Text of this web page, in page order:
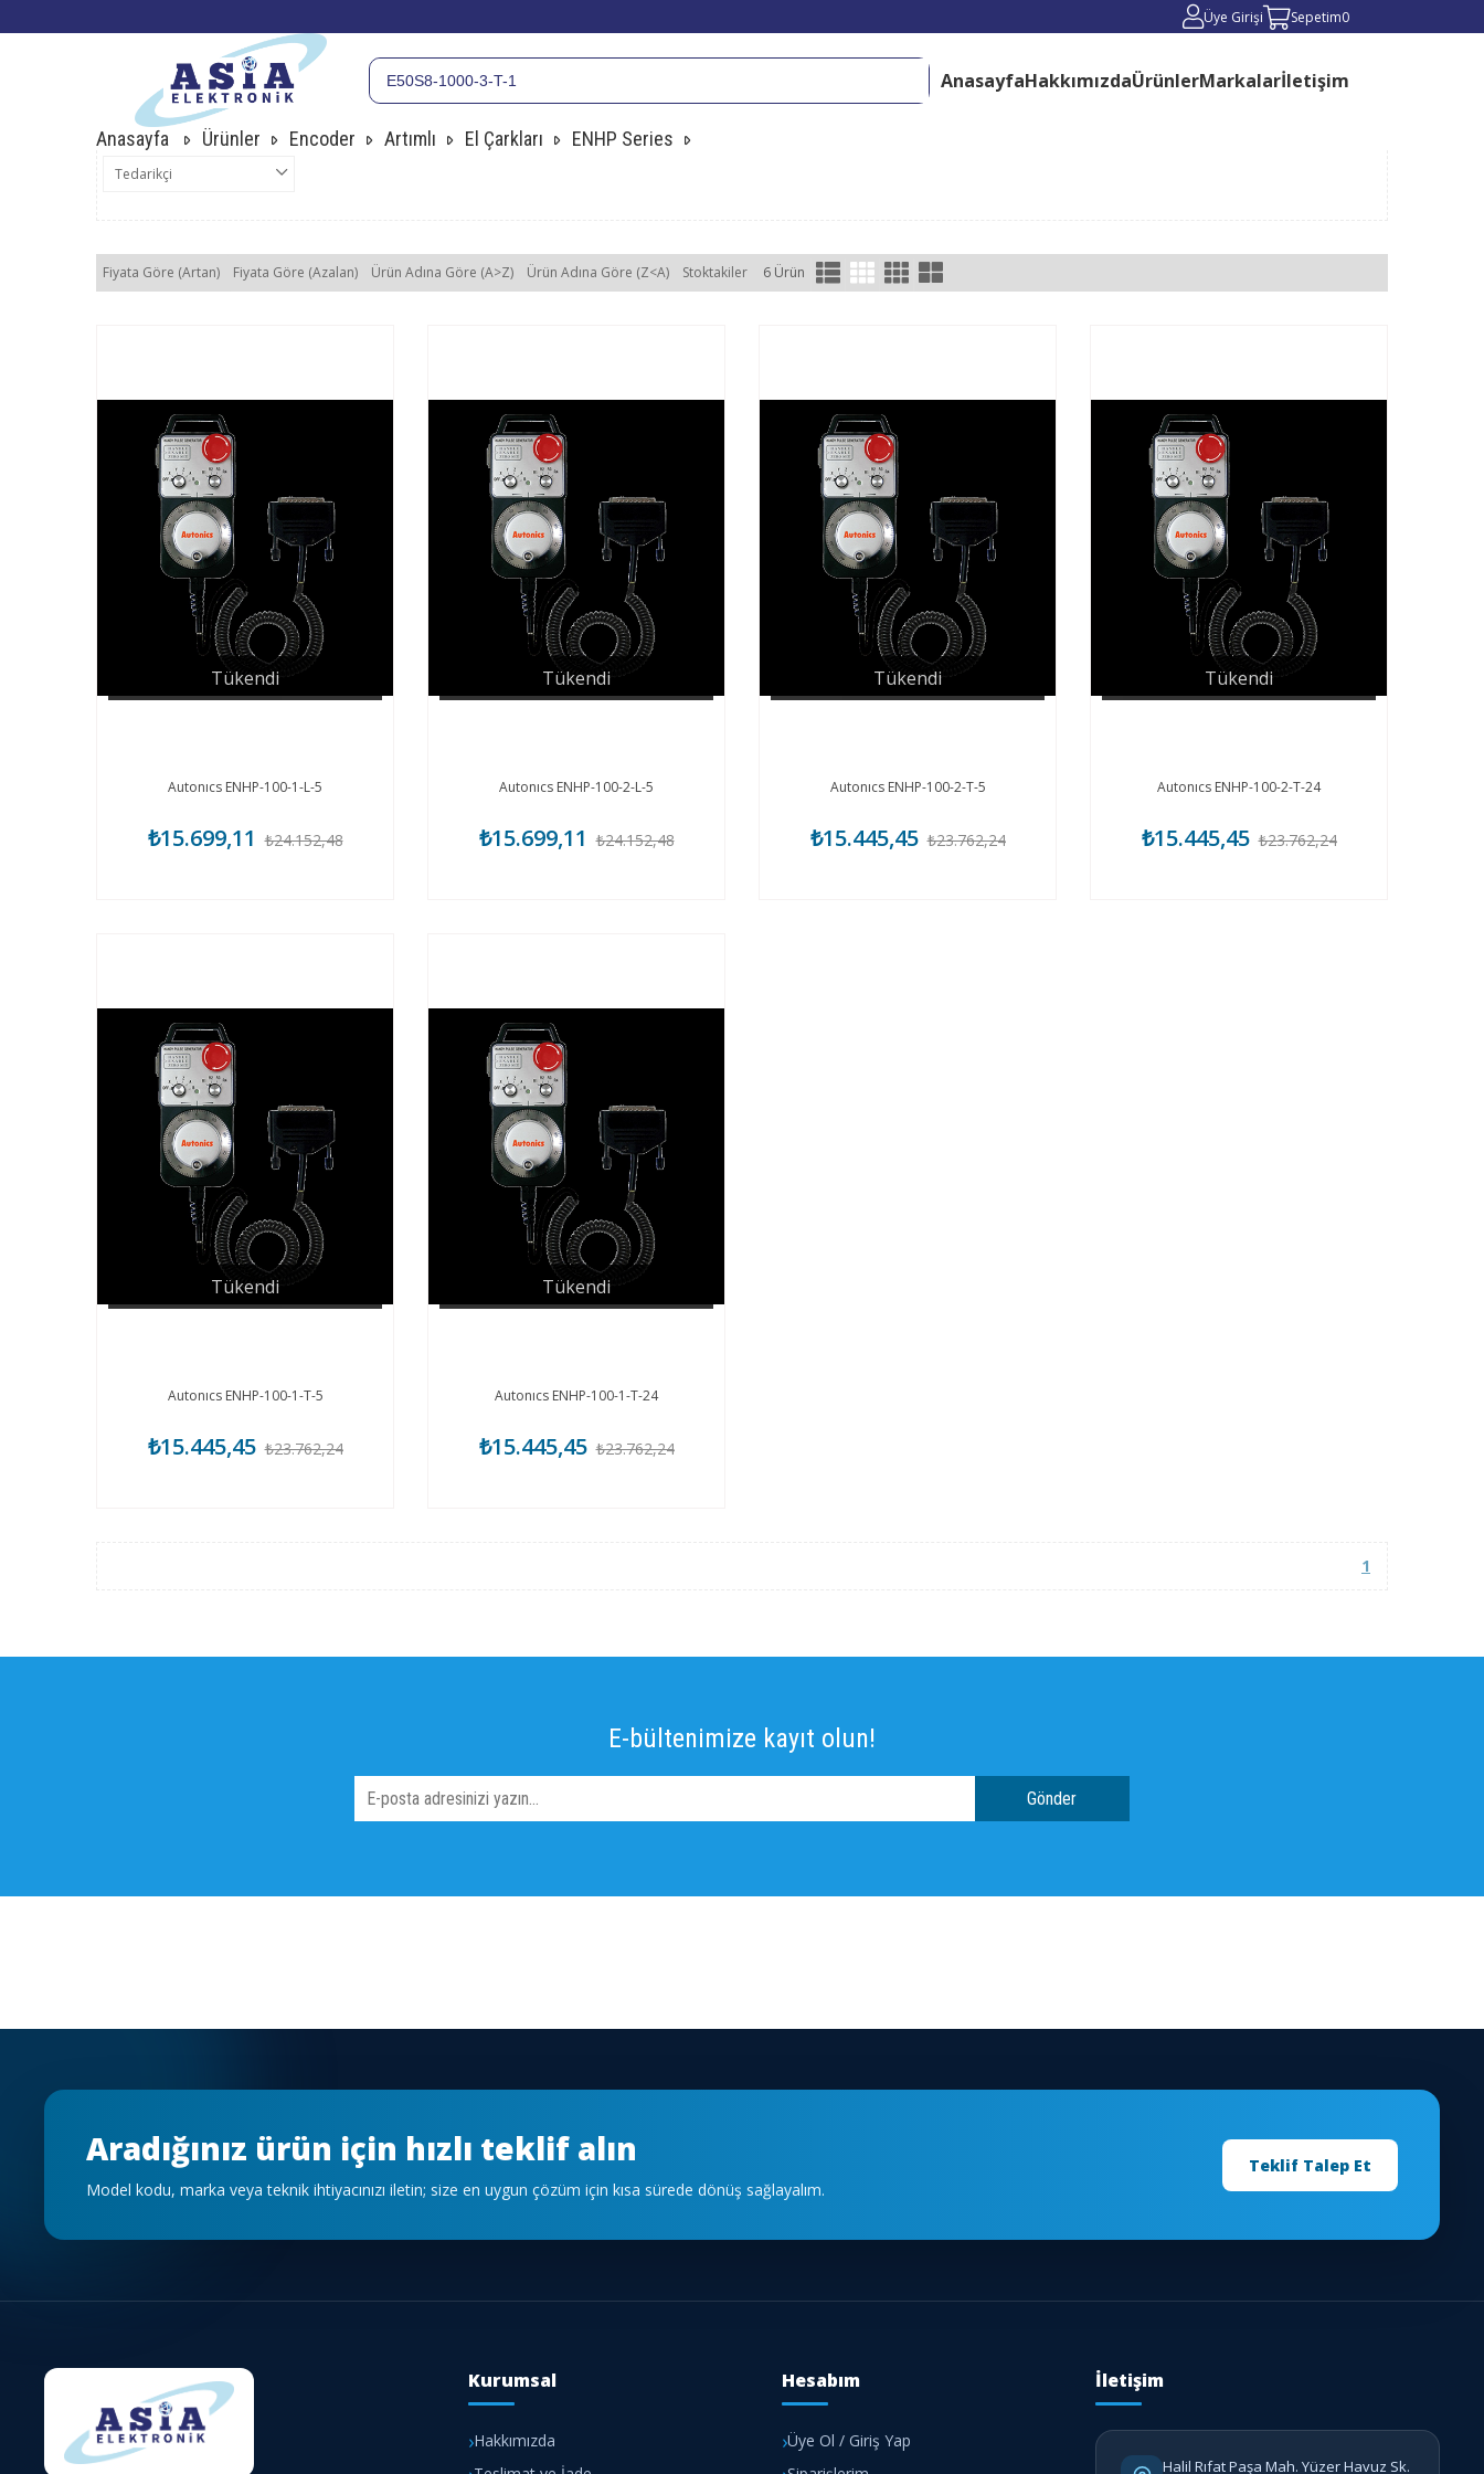
Üye Girişi Sepetim0
AnasayfaHakkımızdaÜrünlerMarkalarİletişim
Anasayfa Ürünler Encoder Artımlı El Çarkları ENHP Series
Tedarikçi
Fiyata Göre (Artan) Fiyata Göre (Azalan) Ürün Adına Göre (A>Z) Ürün Adına Göre (Z<A) Stoktakiler 6 Ürün
Tükendi
Autonıcs ENHP-100-1-L-5
₺15.699,11 ₺24.152,48
Tükendi
Autonıcs ENHP-100-2-L-5
₺15.699,11 ₺24.152,48
Tükendi
Autonıcs ENHP-100-2-T-5
₺15.445,45 ₺23.762,24
Tükendi
Autonıcs ENHP-100-2-T-24
₺15.445,45 ₺23.762,24
Tükendi
Autonıcs ENHP-100-1-T-5
₺15.445,45 ₺23.762,24
Tükendi
Autonıcs ENHP-100-1-T-24
₺15.445,45 ₺23.762,24
1
E-bültenimize kayıt olun!
Gönder
Aradığınız ürün için hızlı teklif alın
Model kodu, marka veya teknik ihtiyacınızı iletin; size en uygun çözüm için kısa sürede dönüş sağlayalım.
Teklif Talep Et
Kurumsal
Hakkımızda
Hesabım
Üye Ol / Giriş Yap
İletişim
Halil Rıfat Paşa Mah. Yüzer Havuz Sk.